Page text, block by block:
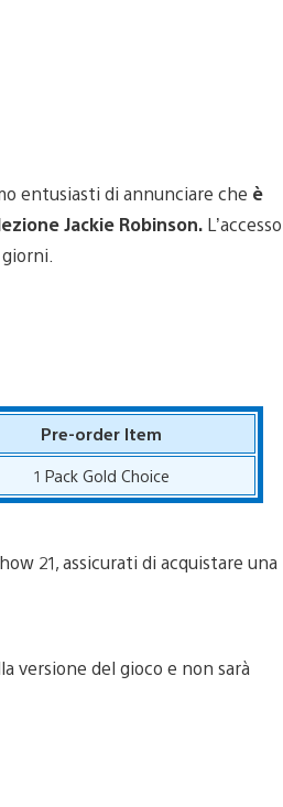
entusiasti di annunciare che è
Jackie Robinson. L’accesso
Pre-order Item
1 Pack Gold Choice
21, assicurati di acquistare una
versione del gioco e non sarà